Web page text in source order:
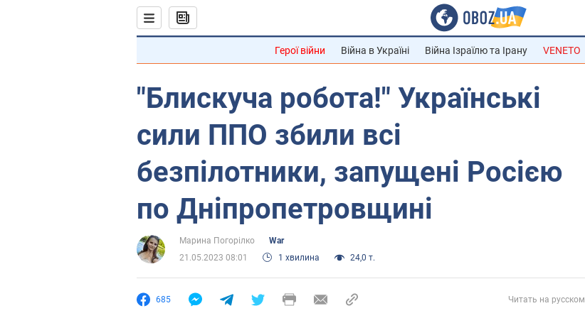
Герої війни Війна в Україні Війна Ізраїлю та Ірану VENETO
"Блискуча робота!" Українські
сили ППО збили всі
безпілотники, запущені Росією
по Дніпропетровщині
Марина Погорілко
War
21.05.2023 08:01
1 хвилина 24,0 т.
685 Читать на русском